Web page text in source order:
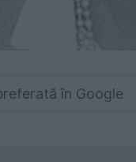
în Google